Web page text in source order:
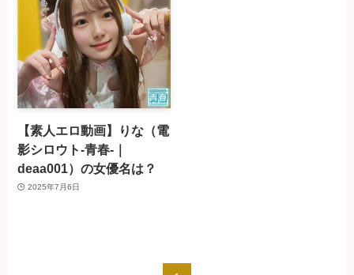
【素人エロ動画】りな（電
影シロウト-青春-｜
deaa001）の女優名は？
2025年7月6日